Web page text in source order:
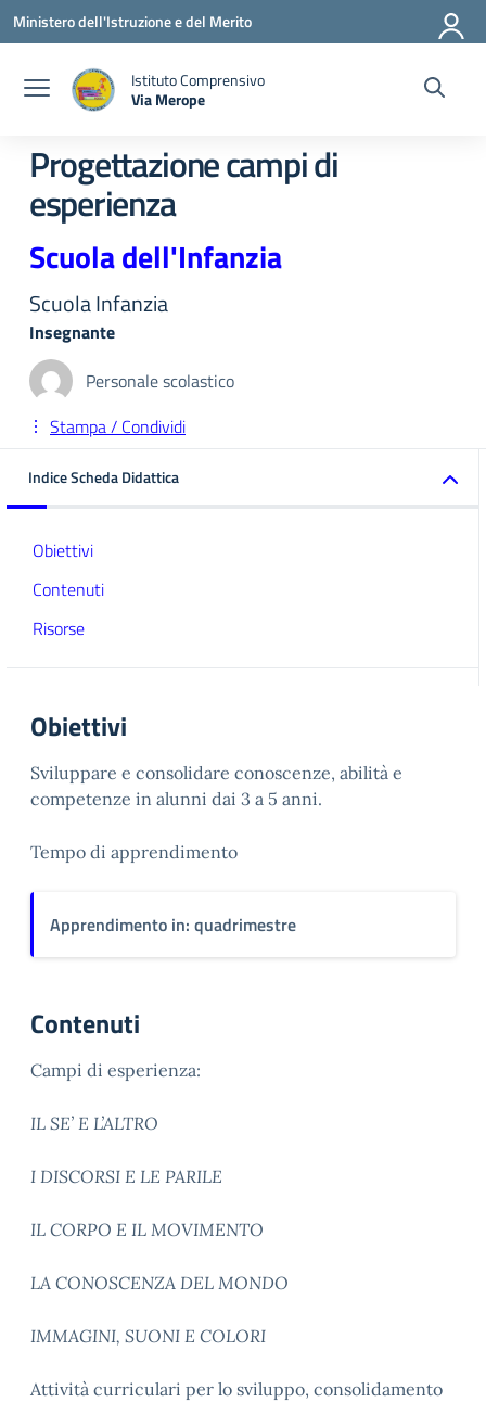
Vai ai contenuti
Vai al menu di navigazione
Vai al footer
Ministero dell'Istruzione e del Merito
Istituto Comprensivo
Via Merope
Progettazione campi di
esperienza
Scuola dell'Infanzia
Scuola Infanzia
Insegnante
Personale scolastico
Stampa / Condividi
Indice Scheda Didattica
Obiettivi
Contenuti
Risorse
Obiettivi
Sviluppare e consolidare conoscenze, abilità e
competenze in alunni dai 3 a 5 anni.
Tempo di apprendimento
Apprendimento in: quadrimestre
Contenuti
Campi di esperienza:
IL SE’ E L’ALTRO
I DISCORSI E LE PARILE
IL CORPO E IL MOVIMENTO
LA CONOSCENZA DEL MONDO
IMMAGINI, SUONI E COLORI
Attività curriculari per lo sviluppo, consolidamento